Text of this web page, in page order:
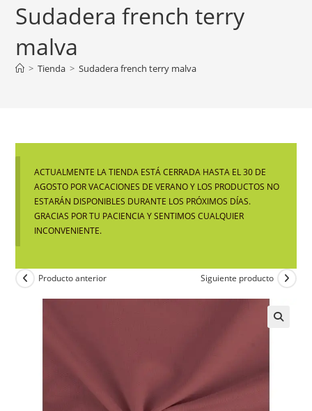
Sudadera french terry
malva
> Tienda > Sudadera french terry malva
ACTUALMENTE LA TIENDA ESTÁ CERRADA HASTA EL 30 DE
AGOSTO POR VACACIONES DE VERANO Y LOS PRODUCTOS NO
ESTARÁN DISPONIBLES DURANTE LOS PRÓXIMOS DÍAS.
GRACIAS POR TU PACIENCIA Y SENTIMOS CUALQUIER
INCONVENIENTE.
Producto anterior Siguiente producto